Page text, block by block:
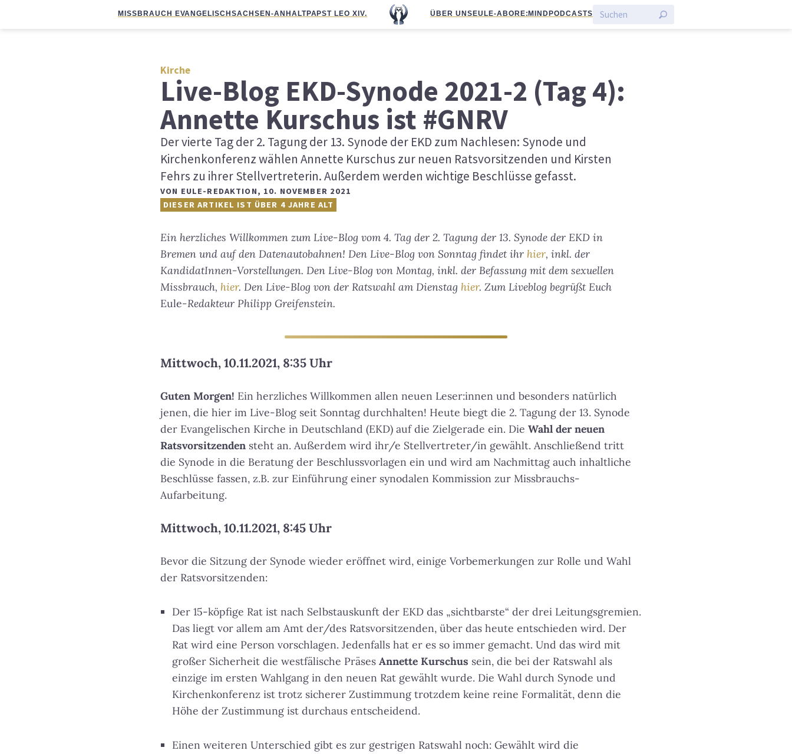
MISSBRAUCH EVANGELISCHSACHSEN-ANHALTPAPST LEO XIV. ÜBER UNS EULE-ABO RE:MIND PODCASTS
Kirche
Live-Blog EKD-Synode 2021-2 (Tag 4):
Annette Kurschus ist #GNRV
Der vierte Tag der 2. Tagung der 13. Synode der EKD zum Nachlesen: Synode und
Kirchenkonferenz wählen Annette Kurschus zur neuen Ratsvorsitzenden und Kirsten
Fehrs zu ihrer Stellvertreterin. Außerdem werden wichtige Beschlüsse gefasst.
VON EULE-REDAKTION, 10. NOVEMBER 2021
DIESER ARTIKEL IST ÜBER 4 JAHRE ALT
Ein herzliches Willkommen zum Live-Blog vom 4. Tag der 2. Tagung der 13. Synode der EKD in
Bremen und auf den Datenautobahnen! Den Live-Blog von Sonntag findet ihr hier, inkl. der
KandidatInnen-Vorstellungen. Den Live-Blog von Montag, inkl. der Befassung mit dem sexuellen
Missbrauch, hier. Den Live-Blog von der Ratswahl am Dienstag hier. Zum Liveblog begrüßt Euch
Eule-Redakteur Philipp Greifenstein.
Mittwoch, 10.11.2021, 8:35 Uhr
Guten Morgen! Ein herzliches Willkommen allen neuen Leser:innen und besonders natürlich
jenen, die hier im Live-Blog seit Sonntag durchhalten! Heute biegt die 2. Tagung der 13. Synode
der Evangelischen Kirche in Deutschland (EKD) auf die Zielgerade ein. Die Wahl der neuen
Ratsvorsitzenden steht an. Außerdem wird ihr/e Stellvertreter/in gewählt. Anschließend tritt
die Synode in die Beratung der Beschlussvorlagen ein und wird am Nachmittag auch inhaltliche
Beschlüsse fassen, z.B. zur Einführung einer synodalen Kommission zur Missbrauchs-
Aufarbeitung.
Mittwoch, 10.11.2021, 8:45 Uhr
Bevor die Sitzung der Synode wieder eröffnet wird, einige Vorbemerkungen zur Rolle und Wahl
der Ratsvorsitzenden:
Der 15-köpfige Rat ist nach Selbstauskunft der EKD das „sichtbarste“ der drei Leitungsgremien.
Das liegt vor allem am Amt der/des Ratsvorsitzenden, über das heute entschieden wird. Der
Rat wird eine Person vorschlagen. Jedenfalls hat er es so immer gemacht. Und das wird mit
großer Sicherheit die westfälische Präses Annette Kurschus sein, die bei der Ratswahl als
einzige im ersten Wahlgang in den neuen Rat gewählt wurde. Die Wahl durch Synode und
Kirchenkonferenz ist trotz sicherer Zustimmung trotzdem keine reine Formalität, denn die
Höhe der Zustimmung ist durchaus entscheidend.
Einen weiteren Unterschied gibt es zur gestrigen Ratswahl noch: Gewählt wird die